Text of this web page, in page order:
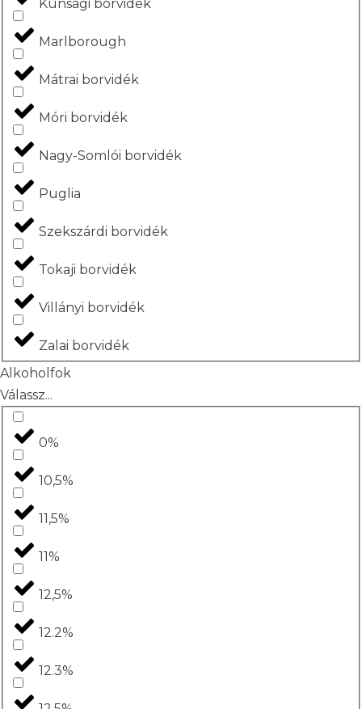
Kunsági borvidék
Marlborough
Mátrai borvidék
Móri borvidék
Nagy-Somlói borvidék
Puglia
Szekszárdi borvidék
Tokaji borvidék
Villányi borvidék
Zalai borvidék
Alkoholfok
Válassz...
0%
10,5%
11,5%
11%
12,5%
12.2%
12.3%